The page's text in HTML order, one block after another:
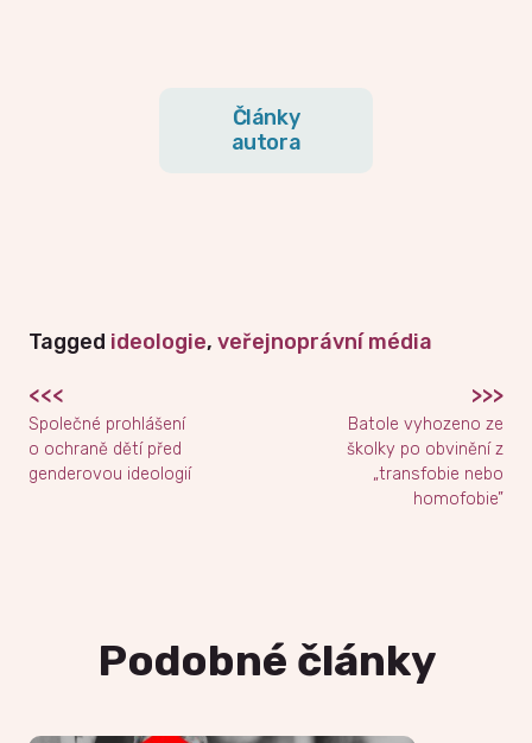
Články
autora
Tagged ideologie, veřejnoprávní média
Navigace
pro
<<<
Společné prohlášení
o ochraně dětí před
genderovou ideologií
>>>
Batole vyhozeno ze
školky po obvinění z
„transfobie nebo
homofobie”
Podobné články